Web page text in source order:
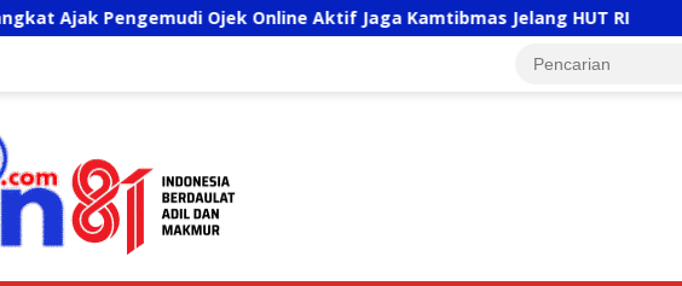
Ojek Online Aktif Jaga Kamtibmas Jelang HUT RI Sambut HUT